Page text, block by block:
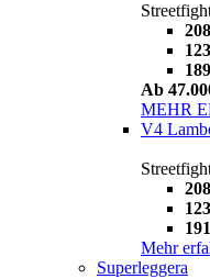
Ab
MEHR
V4
Mehr
Superleggera